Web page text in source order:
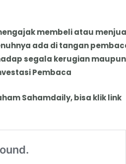
membeli atau
ada di tangan
segala kerugian maupun
Pembaca
Sahamdaily, bisa klik link